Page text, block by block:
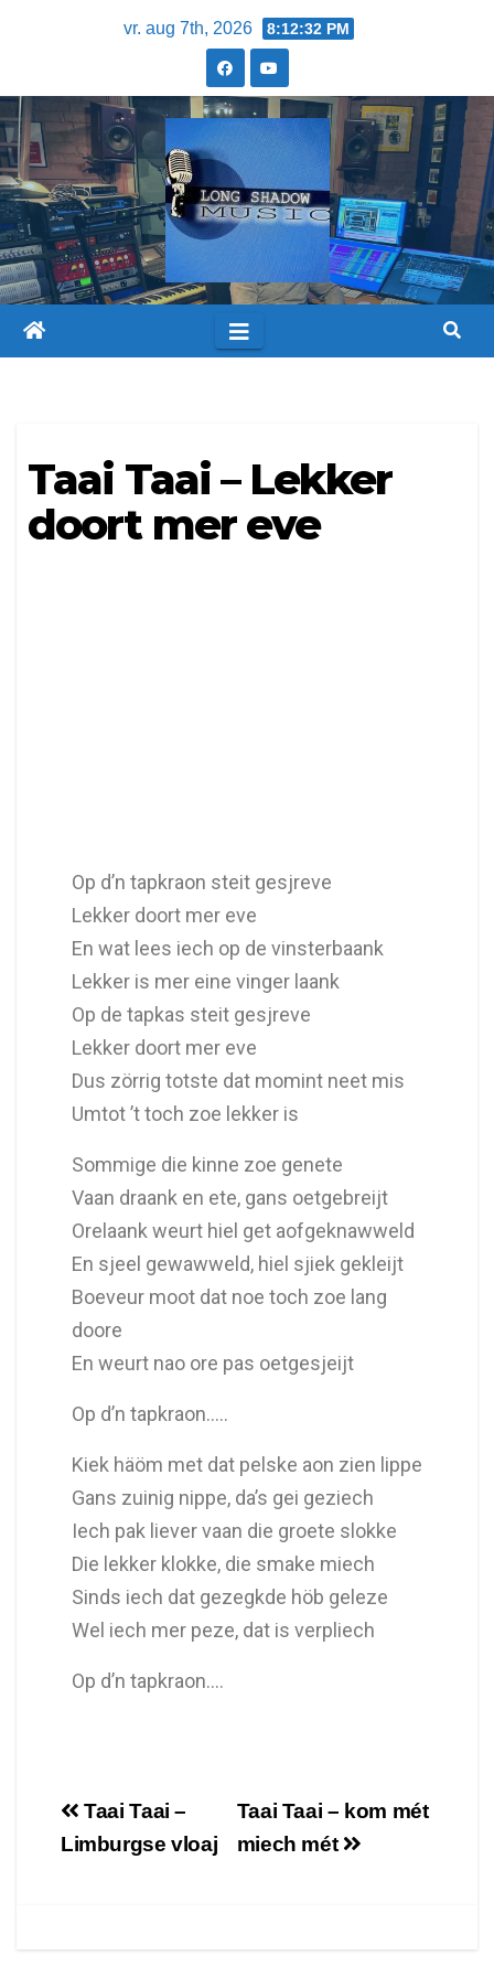
vr. aug 7th, 2026 8:12:32 PM
Taai Taai – Lekker
doort mer eve
Op d’n tapkraon steit gesjreve
Lekker doort mer eve
En wat lees iech op de vinsterbaank
Lekker is mer eine vinger laank
Op de tapkas steit gesjreve
Lekker doort mer eve
Dus zörrig totste dat momint neet mis
Umtot ’t toch zoe lekker is
Sommige die kinne zoe genete
Vaan draank en ete, gans oetgebreijt
Orelaank weurt hiel get aofgeknawweld
En sjeel gewawweld, hiel sjiek gekleijt
Boeveur moot dat noe toch zoe lang
doore
En weurt nao ore pas oetgesjeijt
Op d’n tapkraon…..
Kiek häöm met dat pelske aon zien lippe
Gans zuinig nippe, da’s gei geziech
Iech pak liever vaan die groete slokke
Die lekker klokke, die smake miech
Sinds iech dat gezegkde höb geleze
Wel iech mer peze, dat is verpliech
Op d’n tapkraon….
Taai Taai – kom mét
miech mét
Taai Taai –
Limburgse vloaj